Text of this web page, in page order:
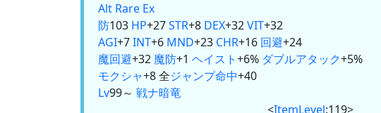
Alt Rare Ex
防103 HP+27STR+8 DEX+32VIT+32
AGI+7INT+6 MND+23 CHR+16 回避+24
魔回避+32 魔防+1 ヘイスト+6% ダブルアタック+5%
モクシャ+8 全ジャンプ命中+40
Lv99～ 戦ナ暗竜
<ItemLevel:119>